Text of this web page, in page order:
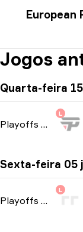
European
Jogos
Quarta-feira
Playoffs bo3
L
Sexta-feira 05
Playoffs
L